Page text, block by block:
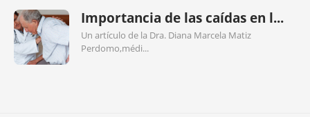
Importancia de las caídas en l...
Un artículo de la Dra. Diana Marcela Matiz
Perdomo,médi...